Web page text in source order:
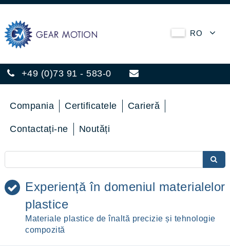
+49 (0)73 91 - 583-0
RO
Compania Certificatele Carieră
Contactați-ne Noutăți
Experiență în domeniul materialelor
plastice
Materiale plastice de înaltă precizie și tehnologie
compozită